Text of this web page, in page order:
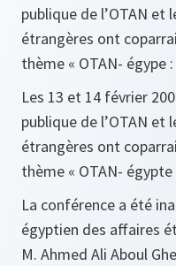
publique de l’OTAN et
étrangères ont
thème « OTAN- égype
Les 13 et 14 février
publique de l’OTAN et
étrangères ont
thème « OTAN-
La conférence a été
égyptien des affaires
M. Ahmed Ali Aboul